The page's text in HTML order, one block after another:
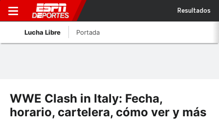
Resultados
Lucha Libre Portada
WWE Clash in Italy: Fecha,
horario, cartelera, cómo ver y más